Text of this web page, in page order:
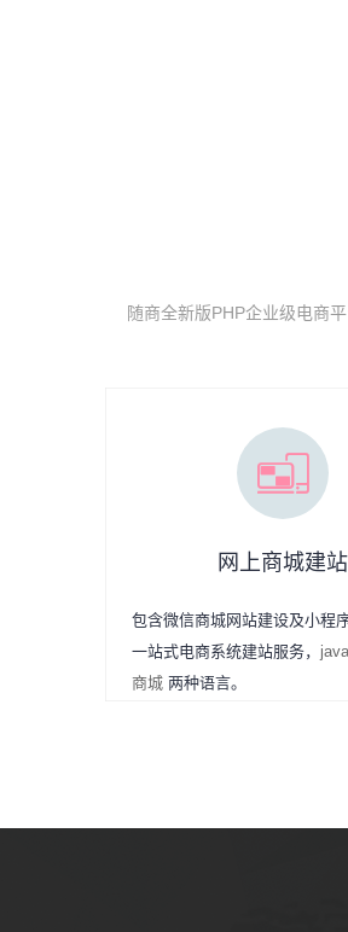
随商全新版PHP企业级电商
网上商城建站
包含微信商城网站建设及小程
一站式电商系统建站服务，
商城 两种语言。